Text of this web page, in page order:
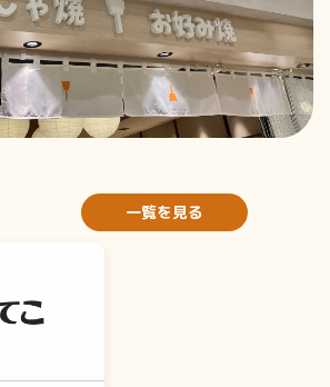
一覧を見る